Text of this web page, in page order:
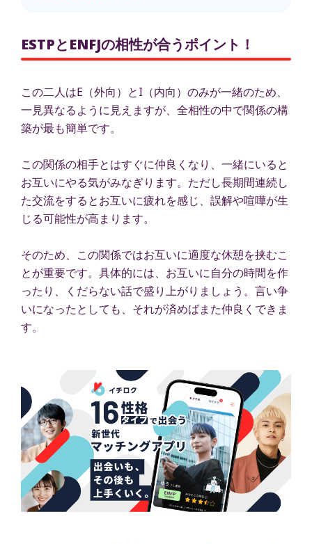
ESTPとENFJの相性が合うポイント！
この二人はE（外向）とI（内向）のみが一緒のため、
一見異なるように見えますが、全相性の中で関係の構
築が最も簡単です。
この関係の相手とはすぐに仲良くなり、一緒にいると
お互いにやる気がみなぎります。ただし長期間連続し
た交流をするとお互いに疲れを感じ、誤解や喧嘩が生
じる可能性が高まります。
そのため、この関係ではお互いに適度な休憩を挟むこ
とが重要です。具体的には、お互いに自分の時間を作
ったり、くだらない話で盛り上がりましょう。言い争
いになったとしても、それが済めばまた仲良くできま
す。